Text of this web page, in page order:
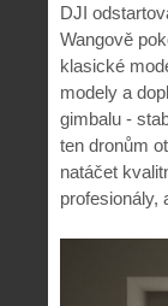
DJI
Wangově
klasické
modely a
gimbalu -
ten dronům
natáčet
profesionály,